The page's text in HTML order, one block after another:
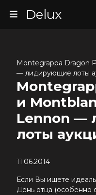
Delux
Montegrappa Dragon
— лидирующие лоты
и
Lennon —
лоты
11.06.2014
Если Вы ищете
День отца (особенно